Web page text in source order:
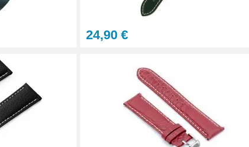
Montre Multifonction
Horlogerie complet de Réparation - 13 pièces
24,90 €